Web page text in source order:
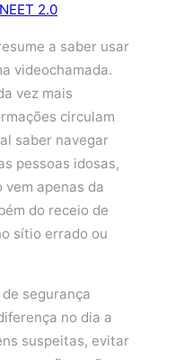
2.0
a saber usar
videochamada.
vez mais
circulam
saber navegar
pessoas idosas,
vem apenas da
do receio de
sítio errado ou
segurança
no dia a
suspeitas, evitar